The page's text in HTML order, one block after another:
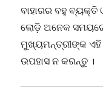
ବାହାରର ବହୁ ବ୍ୟକ୍ତି
ଲୋଡ଼ି ଅନେକ
ମୁଖ୍ୟମନ୍ତ୍ରୀଙ୍କ ଏହି
ଉପହାସ ନ କରନ୍ତୁ ।